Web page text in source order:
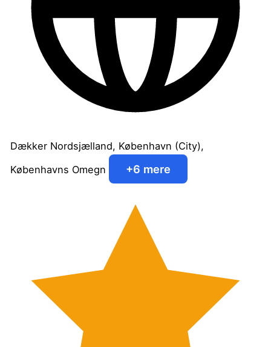
Dækker Nordsjælland, København (City),
Københavns Omegn
+6 mere